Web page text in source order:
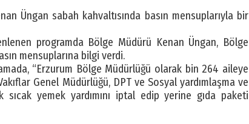
Üngan sabah kahvaltısında basın mensuplarıyla bir
programda Bölge Müdürü Kenan Üngan, Bölge
mensuplarına bilgi verdi.
“Erzurum Bölge Müdürlüğü olarak bin 264 aileye
Genel Müdürlüğü, DPT ve Sosyal yardımlaşma ve
sıcak yemek yardımını iptal edip yerine gıda paketi